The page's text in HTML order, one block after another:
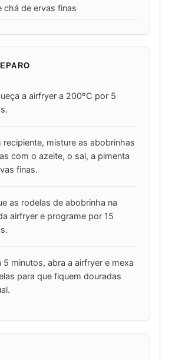
chá de ervas finas
a airfryer a 200ºC por 5
recipiente, misture as abobrinhas
com o azeite, o sal, a pimenta
finas.
as rodelas de abobrinha na
airfryer e programe por 15
5 minutos, abra a airfryer e mexa
para que fiquem douradas